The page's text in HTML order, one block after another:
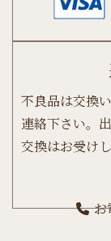
不良品は交換
連絡下さい。
交換はお受け
お